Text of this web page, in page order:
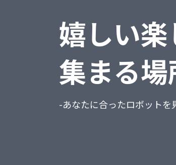
生活関連サービス業・娯楽業
教育、学習支援業
医療、福祉
就業奉行
人事奉行
PCA商魂DX
嬉しい
集まる場
-あなたに合ったロボットを